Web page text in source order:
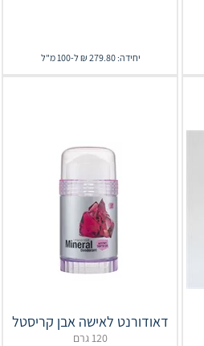
יחידה: 279.80 ₪ ל-100 מ"ל
120 גרם